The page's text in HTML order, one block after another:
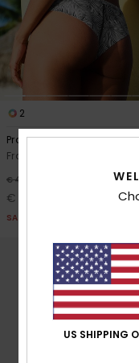
2
Pro Surf Cheeky
Frauen Schwarz
€ 45,00
€ 31,50
SALE
US SHIPPING